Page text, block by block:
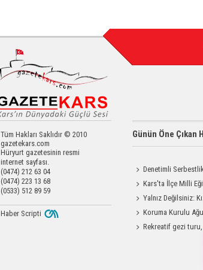
Tüm Hakları Saklıdır © 2010
gazetekars.com
Hüryurt gazetesinin resmi
internet sayfası.
(0474) 212 63 04
(0474) 223 13 68
(0533) 512 89 59
Günün Öne Çıkan
Denetimli
Okula Temizlik Desteği
Kars'ta İlçe Milli
Değerlendirme
Yalnız Değilsiniz:
Koruma Kurulu
Yapıldı
Rekreatif gezi
Haber Scripti